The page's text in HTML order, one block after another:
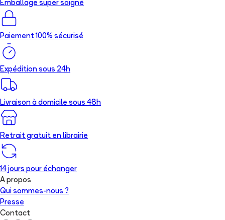
Emballage super soigné
Paiement 100% sécurisé
Expédition sous 24h
Livraison à domicile sous 48h
Retrait gratuit en librairie
14 jours pour échanger
A propos
Qui sommes-nous ?
Presse
Contact